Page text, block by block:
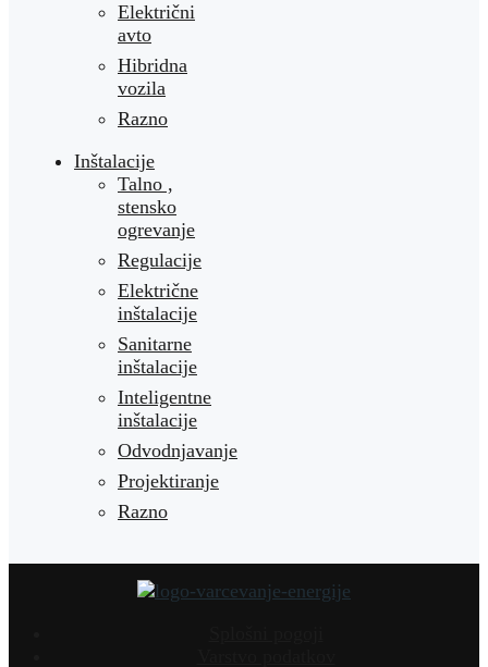
Električni
avto
Hibridna
vozila
Razno
Inštalacije
Talno ,
stensko
ogrevanje
Regulacije
Električne
inštalacije
Sanitarne
inštalacije
Inteligentne
inštalacije
Odvodnjavanje
Projektiranje
Razno